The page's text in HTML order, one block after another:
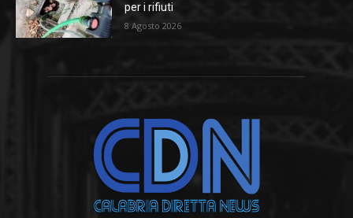
per i rifiuti
8 Agosto 2026